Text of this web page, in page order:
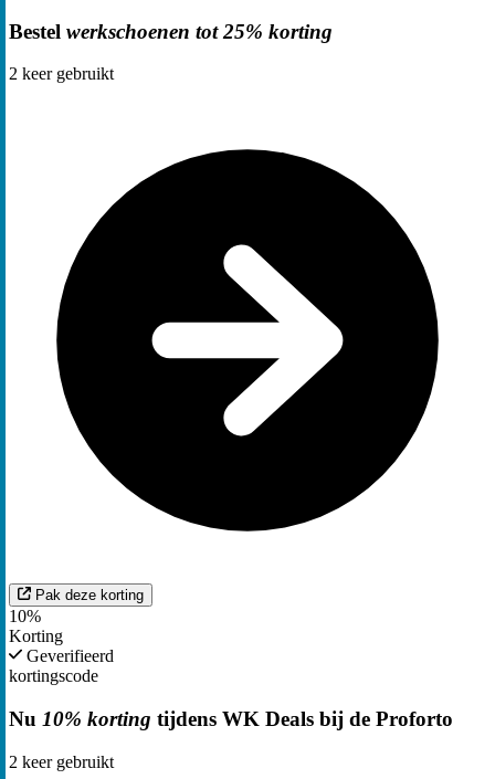
Bestel werkschoenen tot 25% korting
2 keer gebruikt
Pak deze korting
10%
Korting
Geverifieerd
kortingscode
Nu 10% korting tijdens WK Deals bij de Proforto
2 keer gebruikt